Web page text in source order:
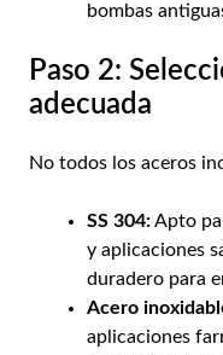
bombas
Paso 2:
adecuada
No todos los aceros
SS 304:Apto
y aplicaciones
duradero para
Acero
aplicaciones